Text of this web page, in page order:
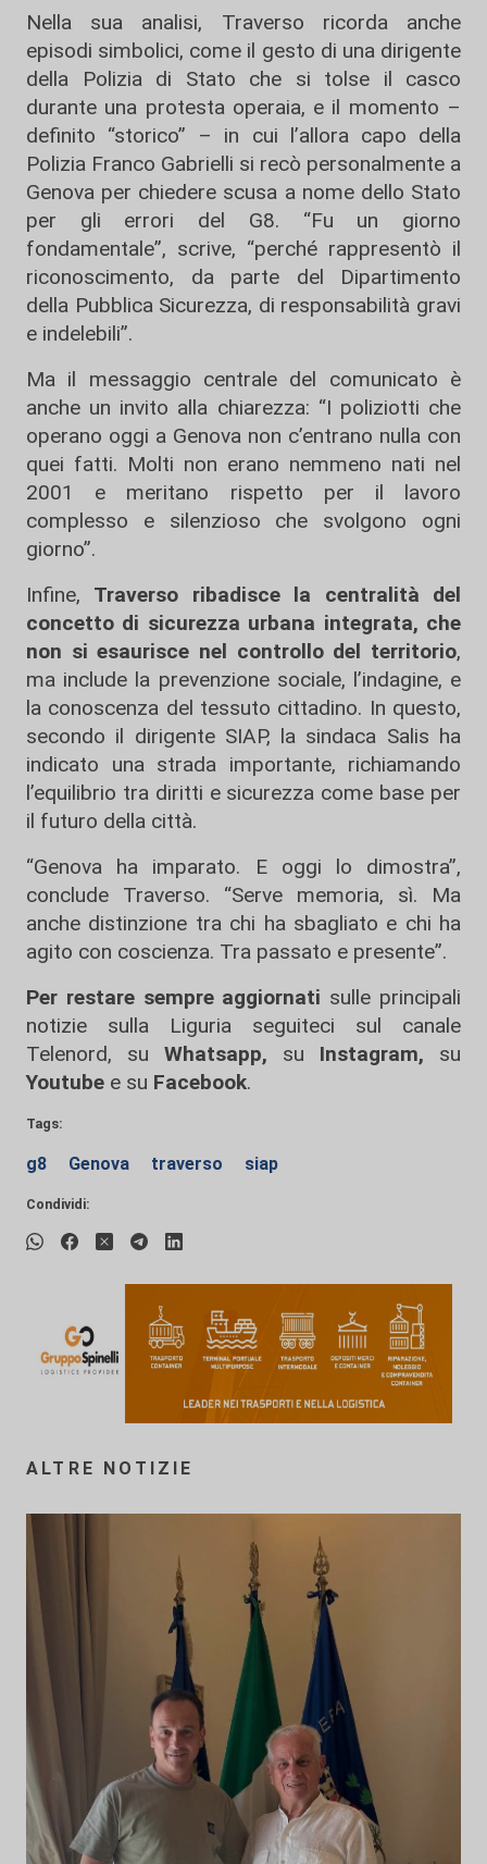
Nella sua analisi, Traverso ricorda anche
episodi simbolici, come il gesto di una dirigente
della Polizia di Stato che si tolse il casco
durante una protesta operaia, e il momento –
definito “storico” – in cui l’allora capo della
Polizia Franco Gabrielli si recò personalmente a
Genova per chiedere scusa a nome dello Stato
per gli errori del G8. “Fu un giorno
fondamentale”, scrive, “perché rappresentò il
riconoscimento, da parte del Dipartimento
della Pubblica Sicurezza, di responsabilità gravi
e indelebili”.
Ma il messaggio centrale del comunicato è
anche un invito alla chiarezza: “I poliziotti che
operano oggi a Genova non c’entrano nulla con
quei fatti. Molti non erano nemmeno nati nel
2001 e meritano rispetto per il lavoro
complesso e silenzioso che svolgono ogni
giorno”.
Infine, Traverso ribadisce la centralità del
concetto di sicurezza urbana integrata, che
non si esaurisce nel controllo del territorio,
ma include la prevenzione sociale, l’indagine, e
la conoscenza del tessuto cittadino. In questo,
secondo il dirigente SIAP, la sindaca Salis ha
indicato una strada importante, richiamando
l’equilibrio tra diritti e sicurezza come base per
il futuro della città.
“Genova ha imparato. E oggi lo dimostra”,
conclude Traverso. “Serve memoria, sì. Ma
anche distinzione tra chi ha sbagliato e chi ha
agito con coscienza. Tra passato e presente”.
Per restare sempre aggiornati sulle principali
notizie sulla Liguria seguiteci sul canale
Telenord, su
Whatsapp, su Instagram, su
Youtube e su Facebook.
Tags:
g8 Genova traverso siap
Condividi:
ALTRE NOTIZIE